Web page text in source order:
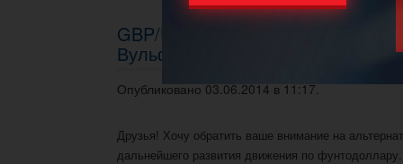
GBP/USD. ТФ Н4, 03.06.2014г -
Вульфа
Опубликовано 03.06.2014 в 11:17.
Друзья! Хочу обратить ваше внимание на
дальнейшего развития движения по